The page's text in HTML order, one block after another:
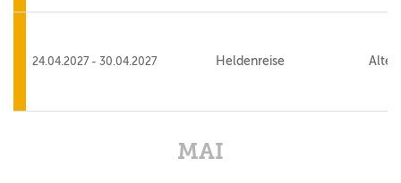
24.04.2027 - 30.04.2027 Heldenreise Alte
MAI